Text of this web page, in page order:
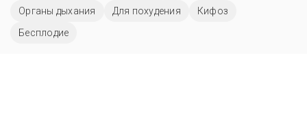
Органы дыхания
Для похудения
Кифоз
Бесплодие